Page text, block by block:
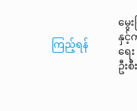
ကြည့်ရန်
မွေး
နှ
ရေး
ဦးစီ